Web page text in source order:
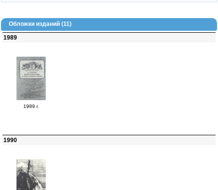
Обложки изданий (11)
1989
1989 г.
1990